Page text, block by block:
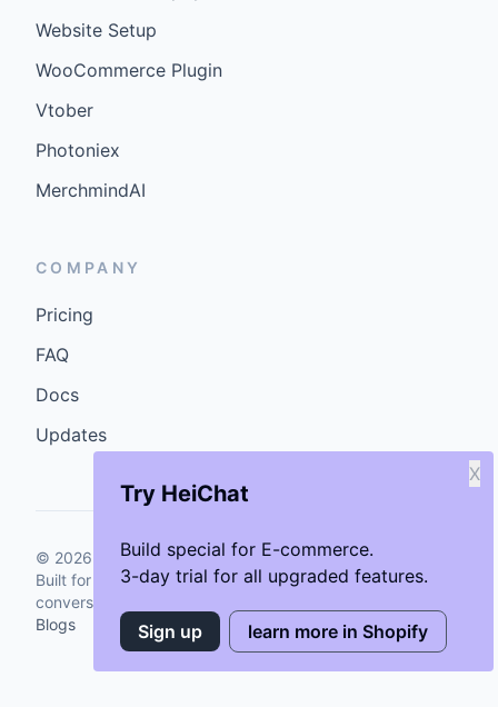
Try HeiChat
Build special for E-commerce.
3-day trial for all upgraded features.
X
Sign up learn more in Shopify
Website Setup
WooCommerce Plugin
Vtober
Photoniex
MerchmindAI
COMPANY
Pricing
FAQ
Docs
Updates
© 2026 GenCybers Inc. All rights reserved.
Built for storefronts that want faster answers and cleaner
conversions.
Blogs